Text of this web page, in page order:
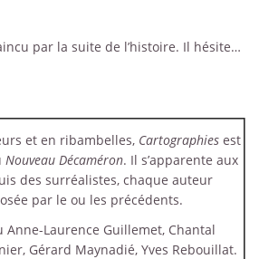
par la suite de l’histoire. Il hésite…
et en ribambelles, Cartographies est
Nouveau Décaméron. Il s’apparente aux
des surréalistes, chaque auteur
par le ou les précédents.
Anne-Laurence Guillemet, Chantal
Gérard Maynadié, Yves Rebouillat.